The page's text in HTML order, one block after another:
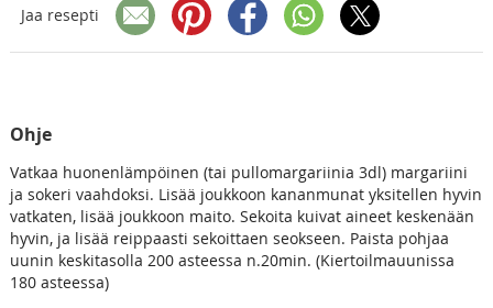
Jaa resepti
Ohje
Vatkaa huonenlämpöinen (tai pullomargariinia 3dl) margariini
ja sokeri vaahdoksi. Lisää joukkoon kananmunat yksitellen hyvin
vatkaten, lisää joukkoon maito. Sekoita kuivat aineet keskenään
hyvin, ja lisää reippaasti sekoittaen seokseen. Paista pohjaa
uunin keskitasolla 200 asteessa n.20min. (Kiertoilmauunissa
180 asteessa)